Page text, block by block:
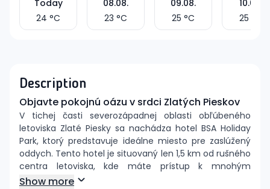
Today
24 °C
08.08.
23 °C
09.08.
25 °C
10.08.
25
Description
Objavte pokojnú oázu v srdci Zlatých Pieskov
V tichej časti severozápadnej oblasti obľúbeného
letoviska Zlaté Piesky sa nachádza hotel BSA Holiday
Park, ktorý predstavuje ideálne miesto pre zaslúžený
oddych. Tento hotel je situovaný len 1,5 km od rušného
centra letoviska, kde máte prístup k mnohým
nákupným možnostiam. Letisko Varna je vzdialené
Show more